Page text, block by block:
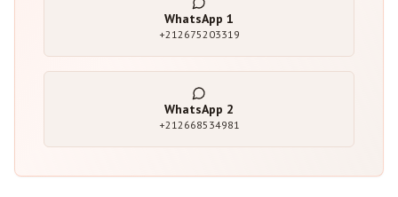
WhatsApp 1
+212675203319
WhatsApp 2
+212668534981